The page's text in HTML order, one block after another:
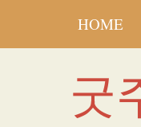
HOME
굿